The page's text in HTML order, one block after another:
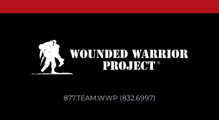
877.TEAM.WWP (832.6997)